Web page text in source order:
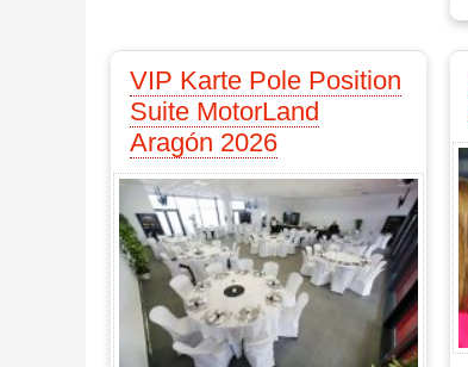
VIP Karte Pole Position
Suite MotorLand
Aragón 2026